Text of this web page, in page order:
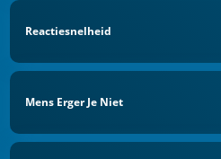
Reactiesnelheid
Mens Erger Je Niet